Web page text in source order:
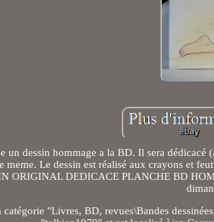
un dessin hommage a la BD. Il sera
meme. Le dessin est réalisé aux crayons et
ORIGINAL DEDICACE PLANCHE BD
catégorie "Livres, BD, revues\Bandes